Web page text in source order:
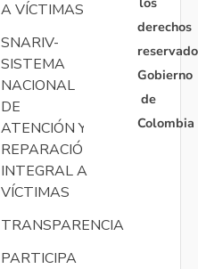
A VÍCTIMAS
SNARIV-
SISTEMA
NACIONAL
DE
ATENCIÓN Y
REPARACIÓN
INTEGRAL A
VÍCTIMAS
TRANSPARENCIA
PARTICIPA
derechos
Gobierno
de
Colombia